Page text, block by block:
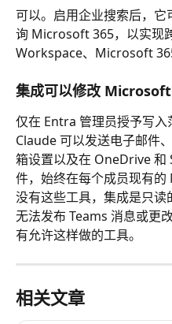
可以。启用企业搜索后，
询 Microsoft 365，以实现
Workspace、Microsoft
集成可以修改 Microsoft
仅在 Entra 管理员授予写入
Claude 可以发送电子邮件
箱设置以及在 OneDrive
件，始终在每个成员现有
没有这些工具，集成是只
无法发布 Teams 消息或更
有允许这样做的工具。
相关文章